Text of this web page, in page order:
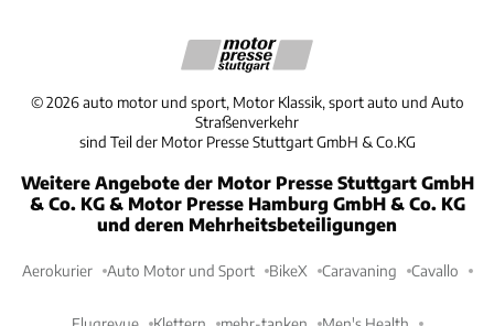
©2026 auto motor und sport, Motor Klassik, sport auto und Auto
Straßenverkehr
sind Teil der Motor Presse Stuttgart GmbH & Co.KG
Weitere Angebote der Motor Presse Stuttgart GmbH
& Co. KG & Motor Presse Hamburg GmbH & Co. KG
und deren Mehrheitsbeteiligungen
Aerokurier Auto Motor und Sport BikeX Caravaning Cavallo